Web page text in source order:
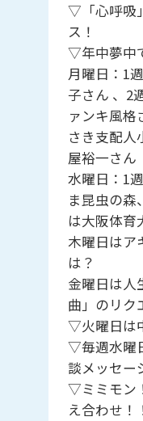
▽「心呼吸
ス！
▽年中夢中
月曜日：1
子さん 、2
ァンキ風格
さき支配人
屋裕一さん
水曜日：1
ま昆虫の森
は大阪体育
木曜日はア
は？
金曜日は人
曲」のリク
▽火曜日は
▽毎週水曜
談メッセー
▽ミミモン
え合わせ！